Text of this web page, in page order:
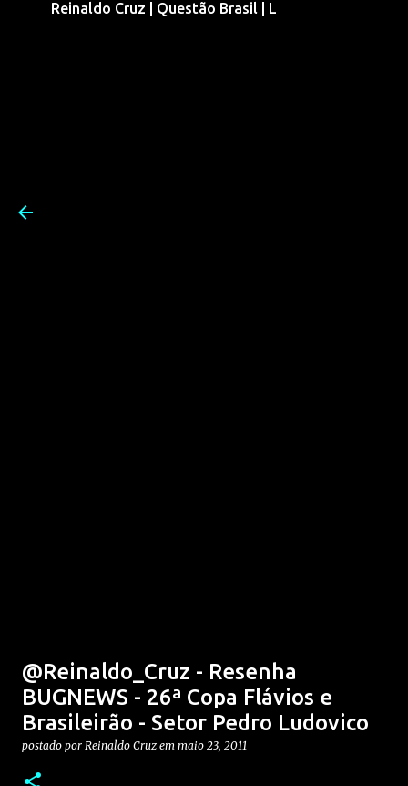
Reinaldo Cruz | Questão Brasil | L
@Reinaldo_Cruz - Resenha
BUGNEWS - 26ª Copa Flávios e
Brasileirão - Setor Pedro Ludovico
postado por Reinaldo Cruz em maio 23, 2011